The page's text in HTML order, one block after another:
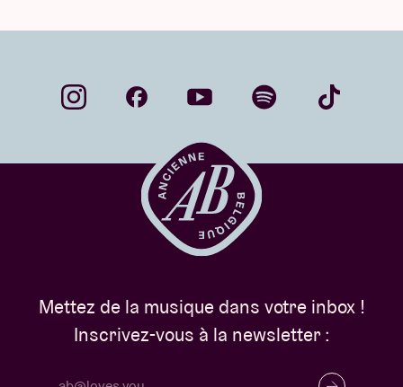
Mettez de la musique dans votre inbox !
Inscrivez-vous à la newsletter :